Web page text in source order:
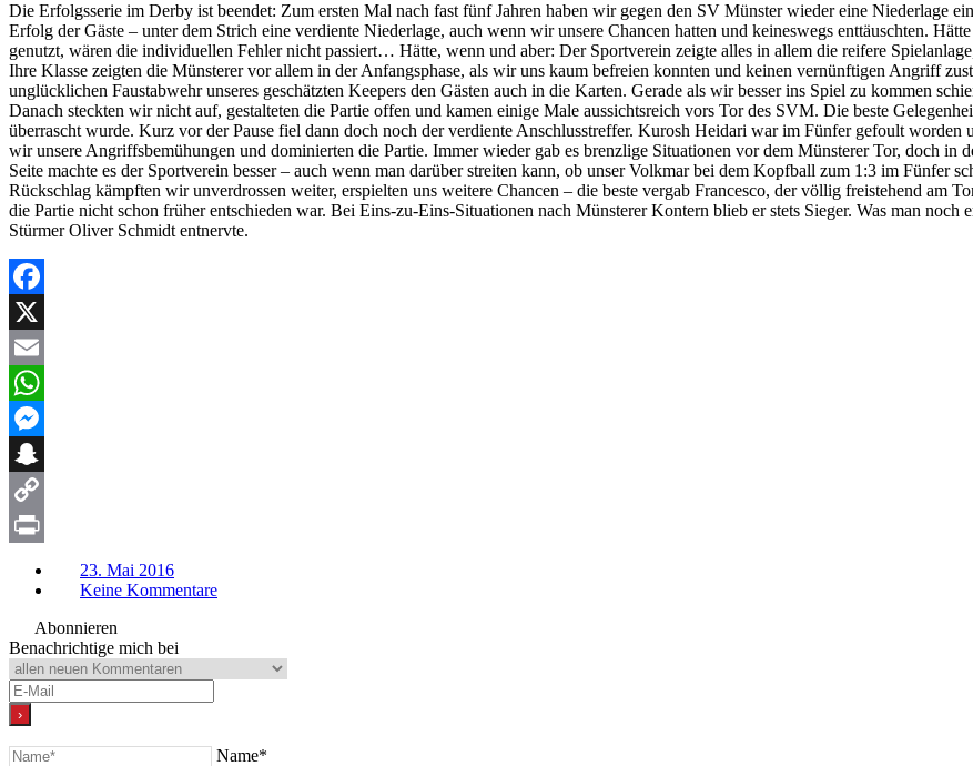
Die Erfolgsserie im Derby ist beendet: Zum ersten Mal nach fast fünf Jahren haben wir gegen den SV Münster wieder eine Niederlage
Erfolg der Gäste – unter dem Strich eine verdiente Niederlage, auch wenn wir unsere Chancen hatten und keineswegs enttäuschten.
genutzt, wären die individuellen Fehler nicht passiert… Hätte, wenn und aber: Der Sportverein zeigte alles in allem die reifere
Ihre Klasse zeigten die Münsterer vor allem in der Anfangsphase, als wir uns kaum befreien konnten und keinen vernünftigen Angriff
unglücklichen Faustabwehr unseres geschätzten Keepers den Gästen auch in die Karten. Gerade als wir besser ins Spiel zu kommen
Danach steckten wir nicht auf, gestalteten die Partie offen und kamen einige Male aussichtsreich vors Tor des SVM. Die beste
überrascht wurde. Kurz vor der Pause fiel dann doch noch der verdiente Anschlusstreffer. Kurosh Heidari war im Fünfer gefoult worden
wir unsere Angriffsbemühungen und dominierten die Partie. Immer wieder gab es brenzlige Situationen vor dem Münsterer Tor, doch in
Seite machte es der Sportverein besser – auch wenn man darüber streiten kann, ob unser Volkmar bei dem Kopfball zum 1:3 im Fünfer
Rückschlag kämpften wir unverdrossen weiter, erspielten uns weitere Chancen – die beste vergab Francesco, der völlig freistehend am
die Partie nicht schon früher entschieden war. Bei Eins-zu-Eins-Situationen nach Münsterer Kontern blieb er stets Sieger. Was man
Stürmer Oliver Schmidt entnervte.
Facebook
X
Email
WhatsApp
Messenger
Snapchat
Copy
23. Mai 2016
Keine Kommentare
Abonnieren
Benachrichtige mich bei
Name*